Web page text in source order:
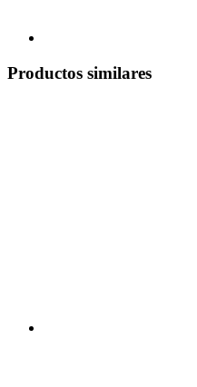
Productos similares